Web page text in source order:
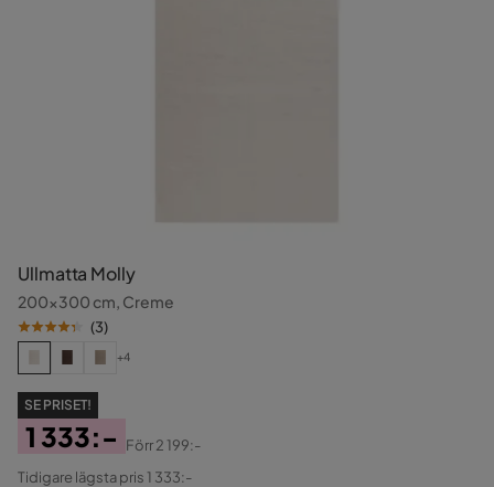
Ullmatta Molly
200x300 cm, Creme
(3)
+4
SE PRISET!
Pris
1 333:-
Original
Förr2 199:-
Tidigare lägsta pris 1 333:-